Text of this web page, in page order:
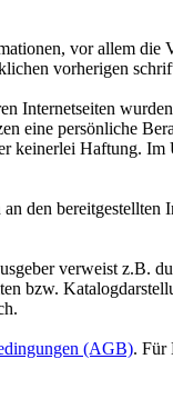
vor allem die
vorherigen
Internetseiten
eine persönliche
keinerlei Haftung.
den bereitgestellten
verweist z.B.
bzw.
(AGB). Für